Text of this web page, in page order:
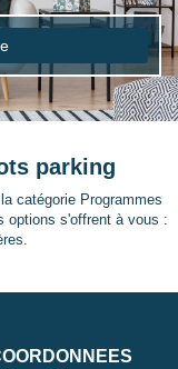
parking
catégorie Programmes
options s'offrent à vous :